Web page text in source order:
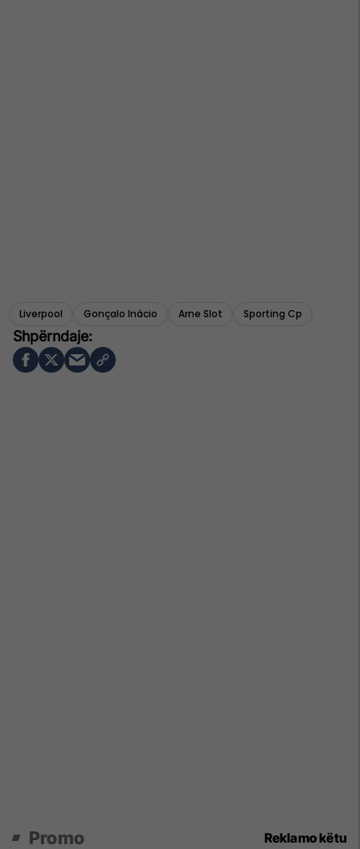
Liverpool Gonçalo Inácio Arne Slot Sporting Cp
Promo Reklamo këtu